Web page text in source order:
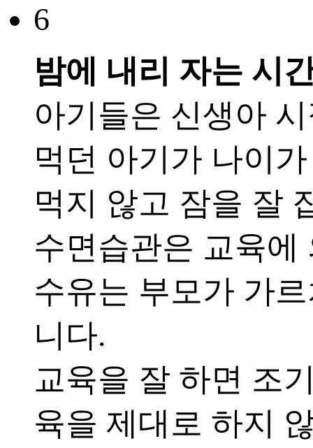
6
밤에 내리 자는 시
아기들은 신생아
먹던 아기가 나이
먹지 않고 잠을 잘
수면습관은 교육에
수유는 부모가 가
니다.
교육을 잘 하면 조
육을 제대로 하지